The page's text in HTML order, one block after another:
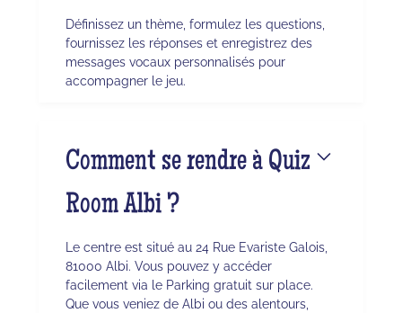
Définissez un thème, formulez les questions,
fournissez les réponses et enregistrez des
messages vocaux personnalisés pour
accompagner le jeu.
Comment se rendre à Quiz
Room Albi ?
Le centre est situé au 24 Rue Evariste Galois,
81000 Albi. Vous pouvez y accéder
facilement via le Parking gratuit sur place.
Que vous veniez de Albi ou des alentours,